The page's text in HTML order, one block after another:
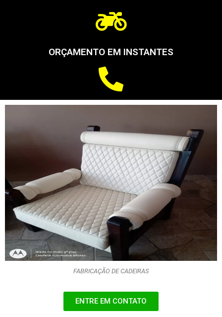
ORÇAMENTO EM INSTANTES
FABRICAÇÃO DE CADEIRAS
ENTRE EM CONTATO